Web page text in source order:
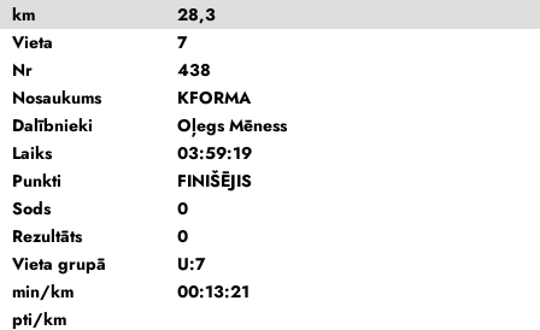
km
28,3
Vieta
7
Nr
438
Nosaukums
KFORMA
Dalībnieki
Oļegs Mēness
Laiks
03:59:19
Punkti
FINIŠĒJIS
Sods
0
Rezultāts
0
Vieta grupā
U:7
min/km
00:13:21
pti/km